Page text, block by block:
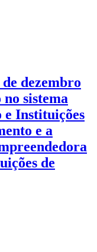
dezembro
sistema
e Instituições
e a
de